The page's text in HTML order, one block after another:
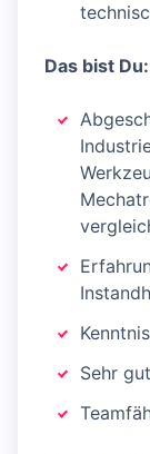
Das bist Du:
Sehr